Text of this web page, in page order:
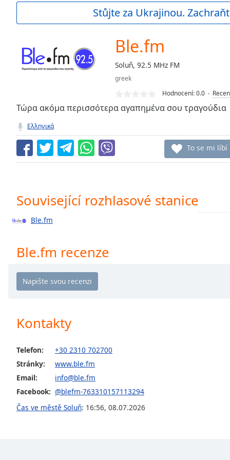
Current
Loaded:
Seek to
currently
behind
LIVE
Remaining
Time-
Playback
Chapters
Descriptions
descriptions
subtitles
settings
opens
subtitles
dialog
Stůjte za Ukrajinou.
Ble.fm
Soluň, 92.5 MHz FM
greek
Hodnocení:0.0
Τώρα ακόμα περισσότερα αγαπημένα σου τραγούδια
Ελληνικά
To se mi líbí
Související rozhlasové stanice
Ble.fm
Ble.fm recenze
Kontakty
Telefon:
+30 2310 702700
Stránky:
www.ble.fm
Email:
info@ble.fm
Facebook: @blefm-763310157113294
Čas ve městě Soluň: 16:56, 08.07.2026